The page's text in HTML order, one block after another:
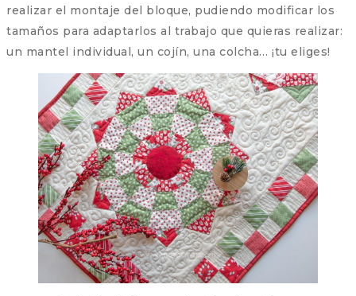
realizar el montaje del bloque, pudiendo modificar los
tamaños para adaptarlos al trabajo que quieras realizar:
un mantel individual, un cojín, una colcha… ¡tu eliges!